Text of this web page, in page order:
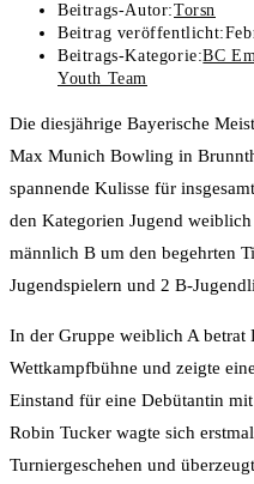
Beitrags-Autor:Torsn
Beitrag veröffentlicht:
Beitrags-Kategorie:BC
Youth Team
Die diesjährige Bayerische
Max Munich Bowling in
spannende Kulisse für
den Kategorien Jugend
männlich B um den begehrten
Jugendspielern und 2 B-
In der Gruppe weiblich A betrat
Wettkampfbühne und zeigte
Einstand für eine Debütantin
Robin Tucker wagte sich
Turniergeschehen und